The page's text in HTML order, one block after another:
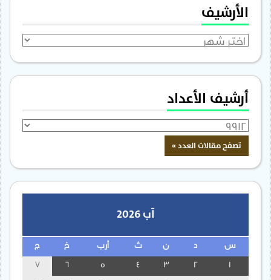
الأرشيف
الأرشيف
أرشيف الأعداد
آب 2026
س ن ث أرب خ ج
3